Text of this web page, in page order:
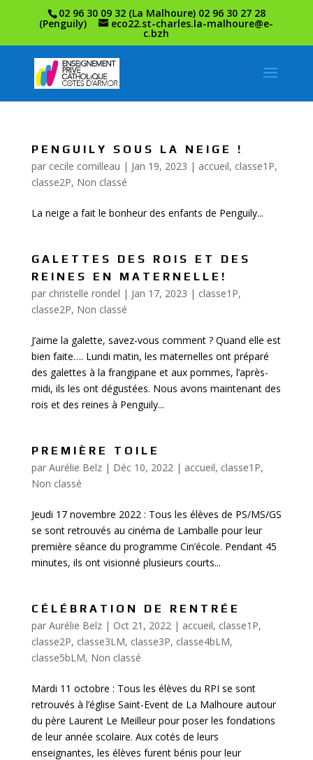
02 96 30 09 32 (La Malhoure) 02 96 30 27 28
(Penguily) eco22.st-charles.la-malhoure@e-
c.bzh
PENGUILY SOUS LA NEIGE !
par cecile cornilleau | Jan 19, 2023 | accueil, classe1P,
classe2P, Non classé
La neige a fait le bonheur des enfants de Penguily...
GALETTES DES ROIS ET DES
REINES EN MATERNELLE!
par christelle rondel | Jan 17, 2023 | classe1P,
classe2P, Non classé
J’aime la galette, savez-vous comment ? Quand elle est
bien faite…. Lundi matin, les maternelles ont préparé
des galettes à la frangipane et aux pommes, l’après-
midi, ils les ont dégustées. Nous avons maintenant des
rois et des reines à Penguily...
PREMIÈRE TOILE
par Aurélie Belz| Déc 10, 2022| accueil, classe1P,
Non classé
Jeudi 17 novembre 2022 : Tous les élèves de PS/MS/GS
se sont retrouvés au cinéma de Lamballe pour leur
première séance du programme Cin’école. Pendant 45
minutes, ils ont visionné plusieurs courts...
CÉLÉBRATION DE RENTRÉE
par Aurélie Belz| Oct 21, 2022| accueil, classe1P,
classe2P, classe3LM, classe3P, classe4bLM,
classe5bLM, Non classé
Mardi 11 octobre : Tous les élèves du RPI se sont
retrouvés à l’église Saint-Event de La Malhoure autour
du père Laurent Le Meilleur pour poser les fondations
de leur année scolaire. Aux cotés de leurs
enseignantes, les élèves furent bénis pour leur